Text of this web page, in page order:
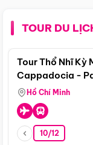
TOUR DU
Tour Thổ Nhĩ Kỳ
Cappadocia -
Hồ Chí Minh
10/12